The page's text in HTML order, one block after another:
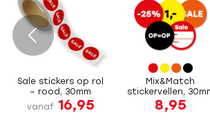
Sale stickers op rol
– rood, 30mm
vanaf 16,95
Mix&Match
stickervellen,
8,95